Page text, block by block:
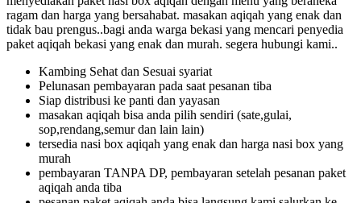
ragam dan harga yang bersahabat. masakan aqiqah yang enak dan
tidak bau prengus..bagi anda warga bekasi yang mencari penyedia
paket aqiqah bekasi yang enak dan murah. segera hubungi kami..
Kambing Sehat dan Sesuai syariat
Pelunasan pembayaran pada saat pesanan tiba
Siap distribusi ke panti dan yayasan
masakan aqiqah bisa anda pilih sendiri (sate,gulai,
sop,rendang,semur dan lain lain)
tersedia nasi box aqiqah yang enak dan harga nasi box yang
murah
pembayaran TANPA DP, pembayaran setelah pesanan paket
aqiqah anda tiba